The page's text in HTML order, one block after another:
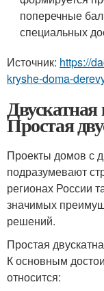
поперечные
специальных
Источник: https://
kryshe-doma-
Простая
Проекты домов с
подразумевают
регионах России
значимых
решений.
Простая
К основным
относится: